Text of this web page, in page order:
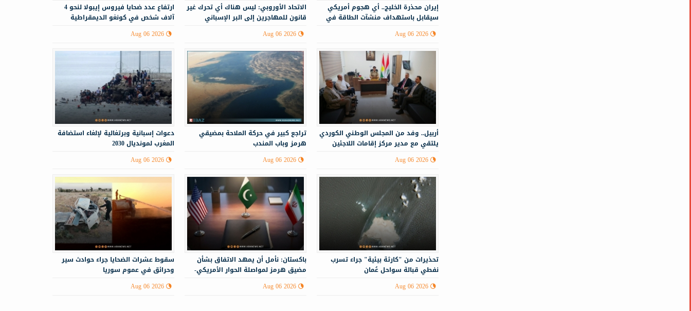
ارتفاع عدد ضحايا فيروس إيبولا لنحو 4
آلاف شخص في كونغو الديمقراطية
Aug 06 2026
الاتحاد الأوروبي: ليس هناك أي تحرك غير
قانون للمهاجرين إلى البر الإسباني
Aug 06 2026
إيران محذرة الخليج.. أي هجوم أمريكي
سيقابل باستهداف منشآت الطاقة في
Aug 06 2026
دعوات إسبانية وبرتغالية لإلغاء استضافة
المغرب لمونديال 2030
Aug 06 2026
تراجع كبير في حركة الملاحة بمضيقي
هرمز وباب المندب
Aug 06 2026
أربيل.. وفد من المجلس الوطني الكوردي
يلتقي مع مدير مركز إقامات اللاجئين
Aug 06 2026
سقوط عشرات الضحايا جراء حوادث سير
وحرائق في عموم سوريا
Aug 06 2026
باكستان: نأمل أن يمهد الاتفاق بشأن
مضيق هرمز لمواصلة الحوار الأمريكي-
Aug 06 2026
تحذيرات من "كارثة بيئية" جراء تسرب
نفطي قبالة سواحل عُمان
Aug 06 2026